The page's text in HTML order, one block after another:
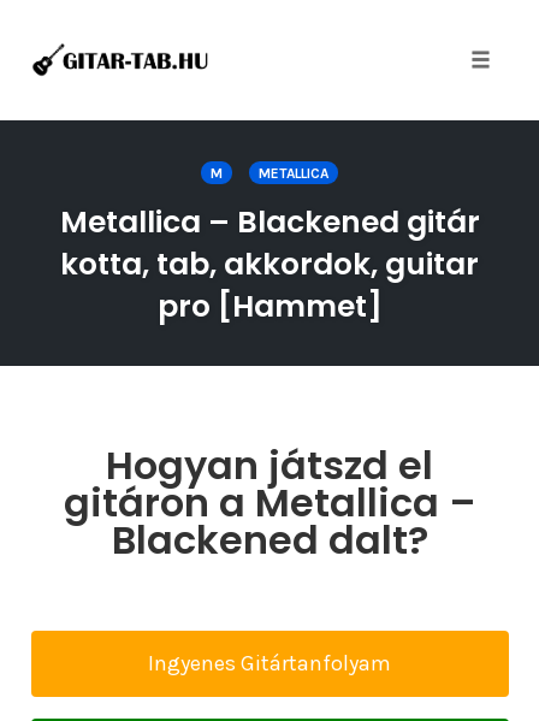
M METALLICA
Metallica – Blackened gitár
kotta, tab, akkordok, guitar
pro [Hammet]
Hogyan játszd el
gitáron a Metallica –
Blackened dalt?
Ingyenes Gitártanfolyam